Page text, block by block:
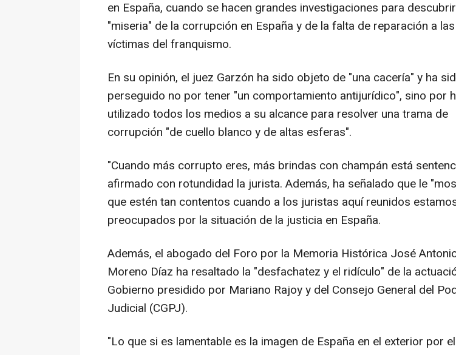
en España, cuando se hacen grandes investigaciones para
"miseria" de la corrupción en España y de la falta de reparación a las
víctimas del franquismo.
En su opinión, el juez Garzón ha sido objeto de "una cacería" y ha
perseguido no por tener "un comportamiento antijurídico", sino por
utilizado todos los medios a su alcance para resolver una trama de
corrupción "de cuello blanco y de altas esferas".
"Cuando más corrupto eres, más brindas con champán está
afirmado con rotundidad la jurista. Además, ha señalado que le
que estén tan contentos cuando a los juristas aquí reunidos
preocupados por la situación de la justicia en España.
Además, el abogado del Foro por la Memoria Histórica José
Moreno Díaz ha resaltado la "desfachatez y el ridículo" de la
Gobierno presidido por Mariano Rajoy y del Consejo General del
Judicial (CGPJ).
"Lo que si es lamentable es la imagen de España en el exterior por el